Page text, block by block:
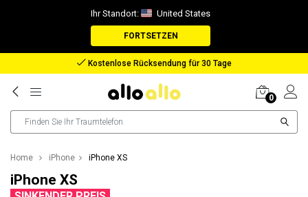
Ihr Standort: United States
FORTSETZEN
Rückerstattung bei verlorenem Paket
0
Home iPhone iPhone XS
iPhone XS